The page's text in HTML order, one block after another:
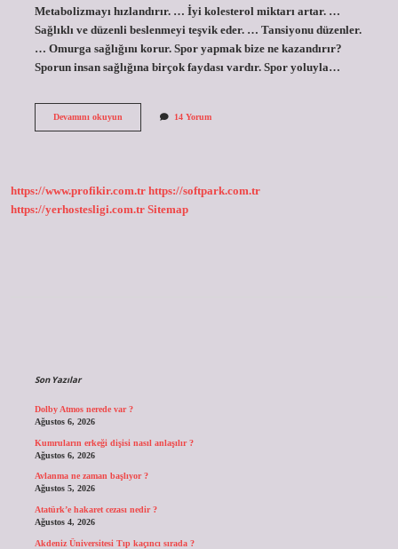
Metabolizmayı hızlandırır. … İyi kolesterol miktarı artar. …
Sağlıklı ve düzenli beslenmeyi teşvik eder. … Tansiyonu düzenler.
… Omurga sağlığını korur. Spor yapmak bize ne kazandırır?
Sporun insan sağlığına birçok faydası vardır. Spor yoluyla…
Devamını okuyunSporun
14 Yorum
https://www.profikir.com.tr https://softpark.com.tr
https://yerhostesligi.com.tr Sitemap
Son Yazılar
Dolby Atmos nerede var ?
Ağustos 6, 2026
Kumruların erkeği dişisi nasıl anlaşılır ?
Ağustos 6, 2026
Avlanma ne zaman başlıyor ?
Ağustos 5, 2026
Atatürk’e hakaret cezası nedir ?
Ağustos 4, 2026
Akdeniz Üniversitesi Tıp kaçıncı sırada ?